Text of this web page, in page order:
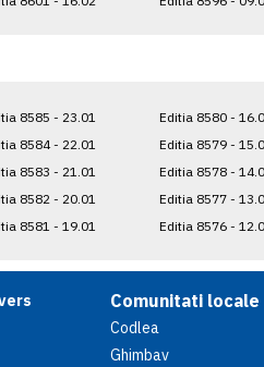
8585 - 23.01
8584 - 22.01
8583 - 21.01
8582 - 20.01
8581 - 19.01
Editia 8580 -
Editia 8579 -
Editia 8578 -
Editia 8577 -
Editia 8576 -
Comunitati locale
Codlea
Ghimbav